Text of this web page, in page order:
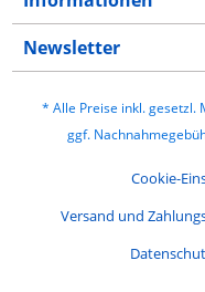
Newsletter
* Alle Preise inkl. gesetzl.
ggf.
Cookie-
Versand und